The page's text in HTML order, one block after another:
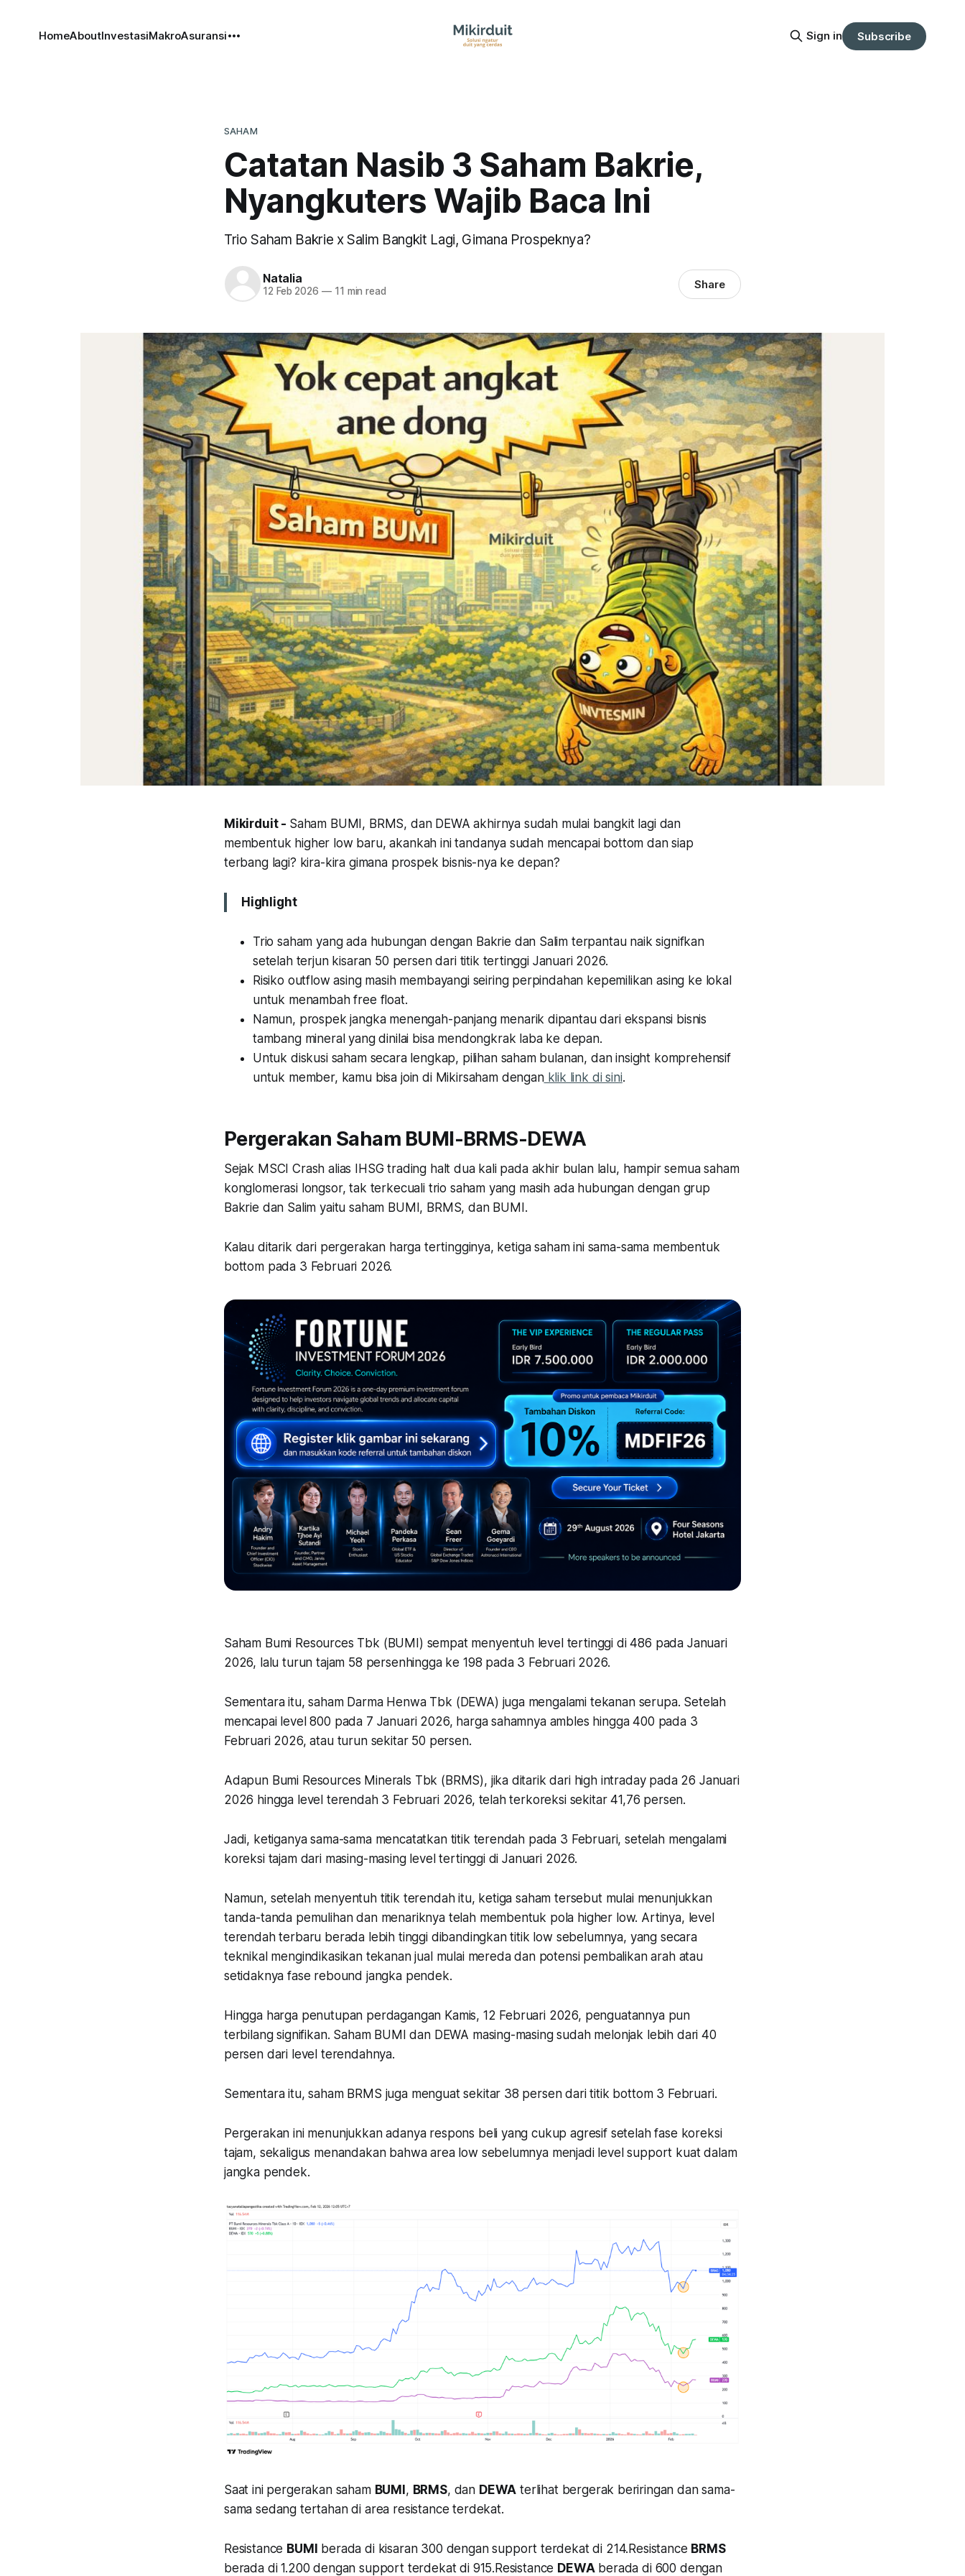
HomeAboutInvestasiMakroAsuransi Sign in Subscribe
SAHAM
Catatan Nasib 3 Saham Bakrie,
Nyangkuters Wajib Baca Ini
Trio Saham Bakrie x Salim Bangkit Lagi, Gimana Prospeknya?
Natalia
12 Feb 2026 —11 min read Share
Mikirduit - Saham BUMI, BRMS, dan DEWA akhirnya sudah mulai bangkit lagi dan
membentuk higher low baru, akankah ini tandanya sudah mencapai bottom dan siap
terbang lagi? kira-kira gimana prospek bisnis-nya ke depan?
Highlight
Trio saham yang ada hubungan dengan Bakrie dan Salim terpantau naik signifkan
setelah terjun kisaran 50 persen dari titik tertinggi Januari 2026.
Risiko outflow asing masih membayangi seiring perpindahan kepemilikan asing ke lokal
untuk menambah free float.
Namun, prospek jangka menengah-panjang menarik dipantau dari ekspansi bisnis
tambang mineral yang dinilai bisa mendongkrak laba ke depan.
Untuk diskusi saham secara lengkap, pilihan saham bulanan, dan insight komprehensif
untuk member, kamu bisa join di Mikirsaham denganklik link di sini.
Pergerakan Saham BUMI-BRMS-DEWA
Sejak MSCI Crash alias IHSG trading halt dua kali pada akhir bulan lalu, hampir semua saham
konglomerasi longsor, tak terkecuali trio saham yang masih ada hubungan dengan grup
Bakrie dan Salim yaitu saham BUMI, BRMS, dan BUMI.
Kalau ditarik dari pergerakan harga tertingginya, ketiga saham ini sama-sama membentuk
bottompada 3 Februari 2026.
Saham Bumi Resources Tbk (BUMI) sempat menyentuh level tertinggi di 486 pada Januari
2026, lalu turun tajam 58 persenhingga ke 198 pada 3 Februari 2026.
Sementara itu, saham Darma Henwa Tbk (DEWA) juga mengalami tekanan serupa. Setelah
mencapai level 800 pada 7 Januari 2026, harga sahamnya ambles hingga 400 pada 3
Februari 2026, atau turun sekitar 50 persen.
Adapun Bumi Resources Minerals Tbk (BRMS), jika ditarik dari high intraday pada 26 Januari
2026 hingga level terendah 3 Februari 2026, telah terkoreksi sekitar 41,76 persen.
Jadi, ketiganya sama-sama mencatatkan titik terendah pada 3 Februari, setelah mengalami
koreksi tajam dari masing-masing level tertinggi di Januari 2026.
Namun, setelah menyentuh titik terendah itu, ketiga saham tersebut mulai menunjukkan
tanda-tanda pemulihan dan menariknya telah membentuk pola higher low. Artinya, level
terendah terbaru berada lebih tinggi dibandingkan titik low sebelumnya, yang secara
teknikal mengindikasikan tekanan jual mulai mereda dan potensi pembalikan arah atau
setidaknya fase rebound jangka pendek.
Hingga harga penutupan perdagangan Kamis, 12 Februari 2026, penguatannya pun
terbilang signifikan. Saham BUMI dan DEWA masing-masing sudah melonjak lebih dari 40
persen dari level terendahnya.
Sementara itu, saham BRMS juga menguat sekitar 38 persen dari titik bottom 3 Februari.
Pergerakan ini menunjukkan adanya respons beli yang cukup agresif setelah fase koreksi
tajam, sekaligus menandakan bahwa area low sebelumnya menjadi level support kuat dalam
jangka pendek.
Saat ini pergerakan saham BUMI, BRMS, dan DEWA terlihat bergerak beriringan dan sama-
sama sedang tertahan di area resistance terdekat.
Resistance BUMI berada di kisaran 300 dengan support terdekat di 214.Resistance BRMS
berada di 1.200 dengan support terdekat di 915.Resistance DEWAberada di 600 dengan